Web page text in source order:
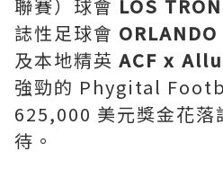
聯賽）球會 LOS
誌性足球會
及本地精英 ACF x
強勁的 Phygital
625,000 美元獎金花落
待。